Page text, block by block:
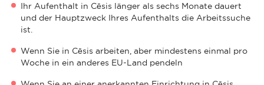
Ihr Aufenthalt in Cēsis länger als sechs Monate dauert
und der Hauptzweck Ihres Aufenthalts die Arbeitssuche
ist.
Wenn Sie in Cēsis arbeiten, aber mindestens einmal pro
Woche in ein anderes EU-Land pendeln